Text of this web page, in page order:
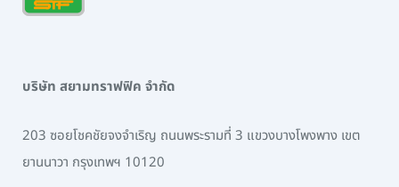
บริษัท สยามทราฟฟิค จำกัด
203 ซอยโชคชัยจงจำเริญ ถนนพระรามที่ 3 แขวงบางโพงพาง เขต
ยานนาวา กรุงเทพฯ 10120